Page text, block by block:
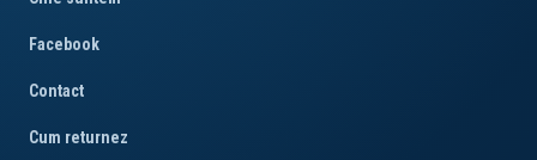
Facebook
Contact
Cum returnez